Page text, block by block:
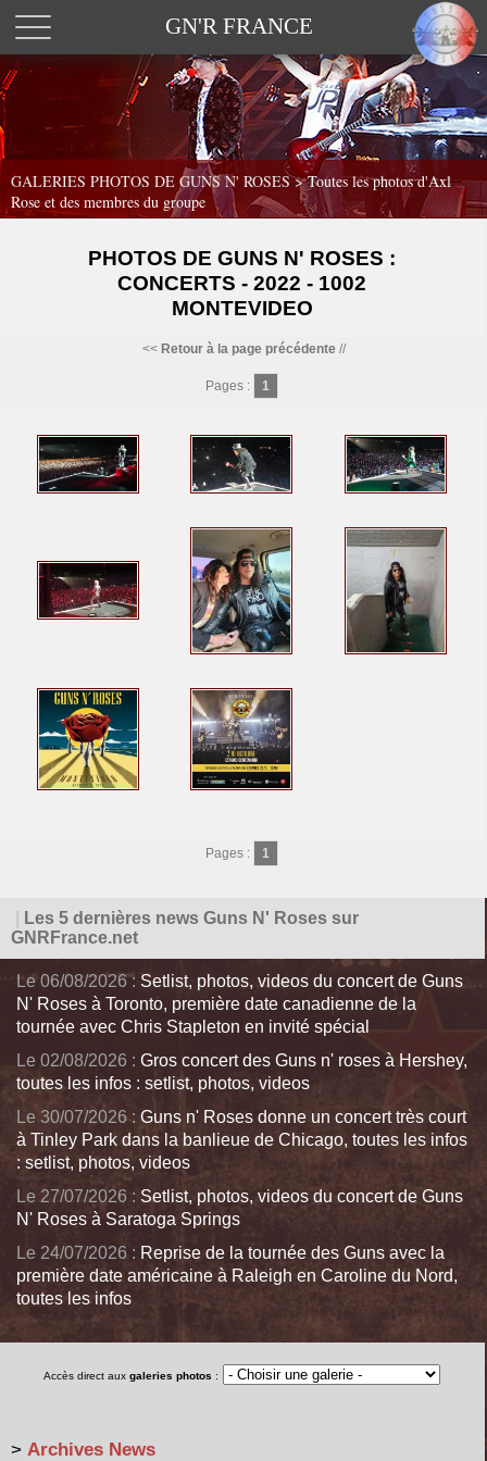
GN'R FRANCE
GALERIES PHOTOS DE GUNS N' ROSES >Toutes les photos d'Axl
Rose et des membres du groupe
PHOTOS DE GUNS N' ROSES :
CONCERTS - 2022 - 1002
MONTEVIDEO
<< Retour à la page précédente//
Pages : 1
Pages : 1
Les 5 dernières news Guns N' Roses sur
GNRFrance.net
Le 06/08/2026 : Setlist, photos, videos du concert de Guns
N' Roses à Toronto, première date canadienne de la
tournée avec Chris Stapleton en invité spécial
Le 02/08/2026 : Gros concert des Guns n' roses à Hershey,
toutes les infos : setlist, photos, videos
Le 30/07/2026 : Guns n' Roses donne un concert très court
à Tinley Park dans la banlieue de Chicago, toutes les infos
: setlist, photos, videos
Le 27/07/2026 : Setlist, photos, videos du concert de Guns
N' Roses à Saratoga Springs
Le 24/07/2026 : Reprise de la tournée des Guns avec la
première date américaine à Raleigh en Caroline du Nord,
toutes les infos
Accès direct auxgaleries photos :
> Archives News